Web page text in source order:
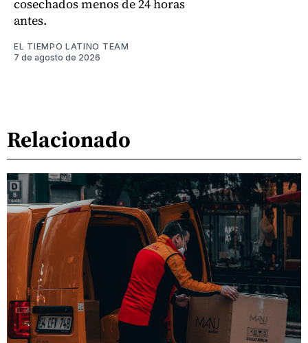
cosechados menos de 24 horas
antes.
EL TIEMPO LATINO TEAM
7 de agosto de 2026
Relacionado